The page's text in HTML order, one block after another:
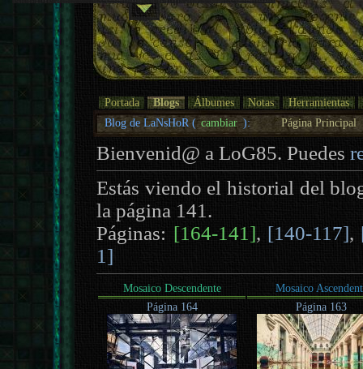
Portada Blogs Álbumes Notas
Herramientas
Blog de LaNsHoR ( cambiar ): Página Principal
Bienvenid@ a LoG85. Puedes
Estás viendo el historial del
la página 141.
Páginas: [164-141], [140-117],
1]
Mosaico Descendente
Mosaico
Página 164
Página 163